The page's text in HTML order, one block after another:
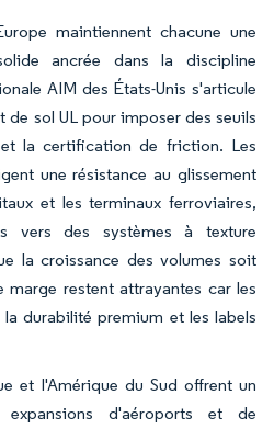
maintiennent chacune une
ancrée dans la discipline
AIM des États-Unis s'articule
de sol UL pour imposer des seuils
la certification de friction. Les
une résistance au glissement
et les terminaux ferroviaires,
vers des systèmes à texture
la croissance des volumes soit
marge restent attrayantes car les
durabilité premium et les labels
et l'Amérique du Sud offrent un
d'aéroports et de